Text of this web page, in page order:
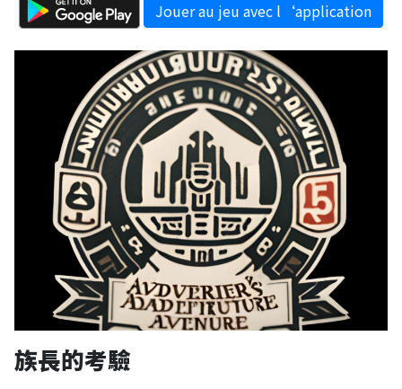
Jouer au jeu avec l‘application
族長的考驗